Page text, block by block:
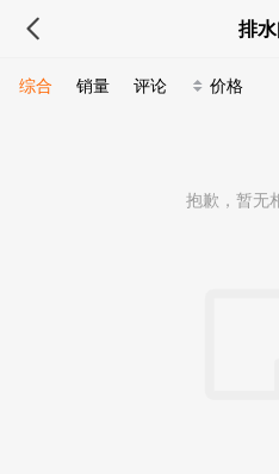
排
综合 销量 评论 价格
抱歉，暂无